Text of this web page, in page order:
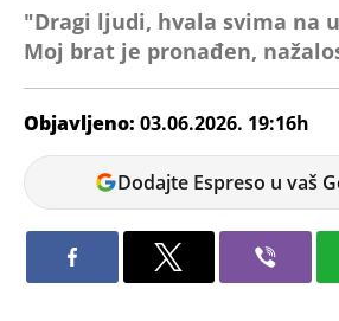
"Dragi ljudi, hvala svima na
Moj brat je pronađen,
Objavljeno: 03.06.2026. 19:16h
Dunja
Čavić
Dodajte Espreso u vaš